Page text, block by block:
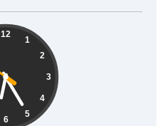
12
1
2
3
4
5
6